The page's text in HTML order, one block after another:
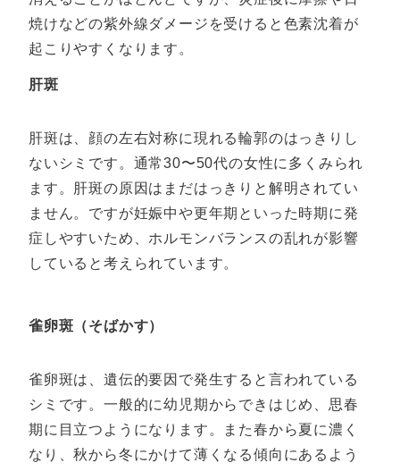
焼けなどの紫外線ダメージを受けると色素沈着が
起こりやすくなります。
肝斑
肝斑は、顔の左右対称に現れる輪郭のはっきりし
ないシミです。通常30〜50代の女性に多くみられ
ます。肝斑の原因はまだはっきりと解明されてい
ません。ですが妊娠中や更年期といった時期に発
症しやすいため、ホルモンバランスの乱れが影響
していると考えられています。
雀卵斑（そばかす）
雀卵斑は、遺伝的要因で発生すると言われている
シミです。一般的に幼児期からできはじめ、思春
期に目立つようになります。また春から夏に濃く
なり、秋から冬にかけて薄くなる傾向にあるよう